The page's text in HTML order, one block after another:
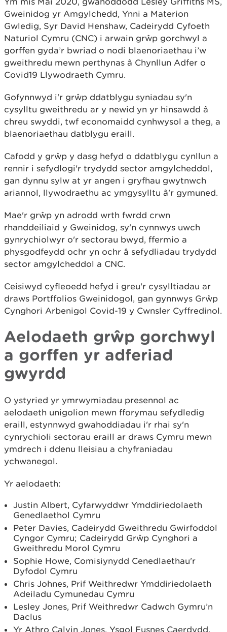
Gweinidog yr Amgylchedd, Ynni a Materion
Gwledig, Syr David Henshaw, Cadeirydd Cyfoeth
Naturiol Cymru (CNC) i arwain grŵp gorchwyl a
gorffen gyda’r bwriad o nodi blaenoriaethau i’w
gweithredu mewn perthynas â Chynllun Adfer o
Covid19 Llywodraeth Cymru.
Gofynnwyd i'r grŵp ddatblygu syniadau sy'n
cysylltu gweithredu ar y newid yn yr hinsawdd â
chreu swyddi, twf economaidd cynhwysol a theg, a
blaenoriaethau datblygu eraill.
Cafodd y grŵp y dasg hefyd o ddatblygu cynllun a
rennir i sefydlogi'r trydydd sector amgylcheddol,
gan dynnu sylw at yr angen i gryfhau gwytnwch
ariannol, llywodraethu ac ymgysylltu â'r gymuned.
Mae'r grŵp yn adrodd wrth fwrdd crwn
rhanddeiliaid y Gweinidog, sy'n cynnwys uwch
gynrychiolwyr o'r sectorau bwyd, ffermio a
physgodfeydd ochr yn ochr â sefydliadau trydydd
sector amgylcheddol a CNC.
Ceisiwyd cyfleoedd hefyd i greu'r cysylltiadau ar
draws Portffolios Gweinidogol, gan gynnwys Grŵp
Cynghori Arbenigol Covid-19 y Cwnsler Cyffredinol.
Aelodaeth grŵp gorchwyl
a gorffen yr adferiad
gwyrdd
O ystyried yr ymrwymiadau presennol ac
aelodaeth unigolion mewn fforymau sefydledig
eraill, estynnwyd gwahoddiadau i'r rhai sy'n
cynrychioli sectorau eraill ar draws Cymru mewn
ymdrech i ddenu lleisiau a chyfraniadau
ychwanegol.
Yr aelodaeth:
Justin Albert, Cyfarwyddwr Ymddiriedolaeth
Genedlaethol Cymru
Peter Davies, Cadeirydd Gweithredu Gwirfoddol
Cyngor Cymru; Cadeirydd Grŵp Cynghori a
Gweithredu Morol Cymru
Sophie Howe, Comisiynydd Cenedlaethau'r
Dyfodol Cymru
Chris Johnes, Prif Weithredwr Ymddiriedolaeth
Adeiladu Cymunedau Cymru
Lesley Jones, Prif Weithredwr Cadwch Gymru’n
Daclus
Yr Athro Calvin Jones, Ysgol Fusnes Caerdydd,